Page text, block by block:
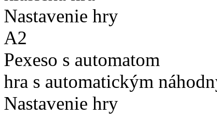
Nastavenie hry
A2
Pexeso s automatom
hra s automatickým
Nastavenie hry